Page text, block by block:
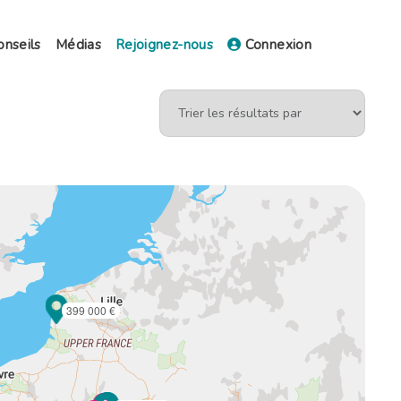
Médias Rejoignez-nous Connexion
399 000 €